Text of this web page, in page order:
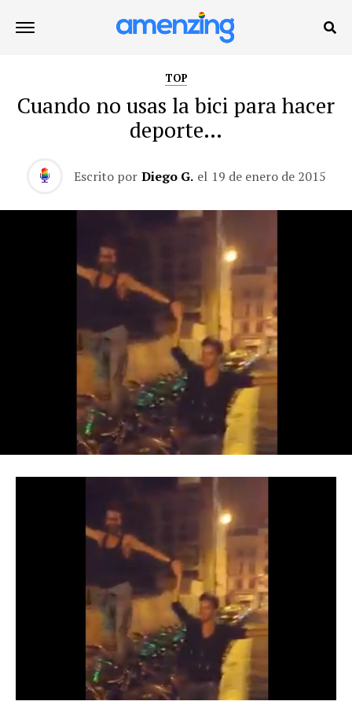
TOP
Cuando no usas la bici para hacer
deporte…
Escrito por Diego G. el 19 de enero de 2015